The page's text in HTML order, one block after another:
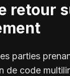
retour
parties
de code